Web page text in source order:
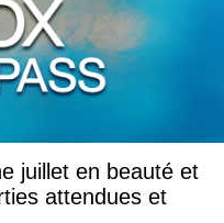
juillet en beauté et
attendues et